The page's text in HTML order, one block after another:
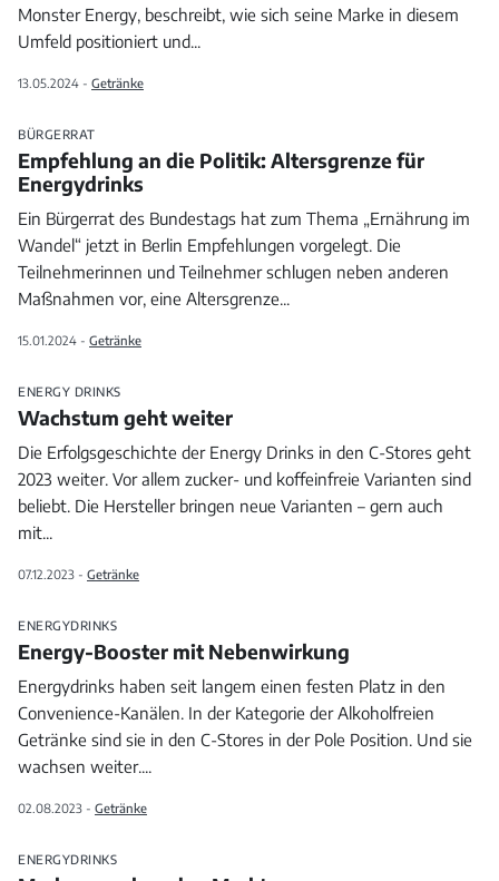
Monster Energy, beschreibt, wie sich seine Marke in diesem
Umfeld positioniert und...
13.05.2024 - Getränke
BÜRGERRAT
Empfehlung an die Politik: Altersgrenze für
Energydrinks
Ein Bürgerrat des Bundestags hat zum Thema „Ernährung im
Wandel“ jetzt in Berlin Empfehlungen vorgelegt. Die
Teilnehmerinnen und Teilnehmer schlugen neben anderen
Maßnahmen vor, eine Altersgrenze...
15.01.2024 - Getränke
ENERGY DRINKS
Wachstum geht weiter
Die Erfolgsgeschichte der Energy Drinks in den C-Stores geht
2023 weiter. Vor allem zucker- und koffeinfreie Varianten sind
beliebt. Die Hersteller bringen neue Varianten – gern auch
mit...
07.12.2023 - Getränke
ENERGYDRINKS
Energy-Booster mit Nebenwirkung
Energydrinks haben seit langem einen festen Platz in den
Convenience-Kanälen. In der Kategorie der Alkoholfreien
Getränke sind sie in den C-Stores in der Pole Position. Und sie
wachsen weiter....
02.08.2023 - Getränke
ENERGYDRINKS